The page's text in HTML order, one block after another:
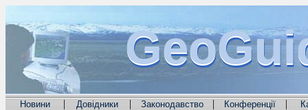
Новини | Довідники | Законодавство | Конференції |